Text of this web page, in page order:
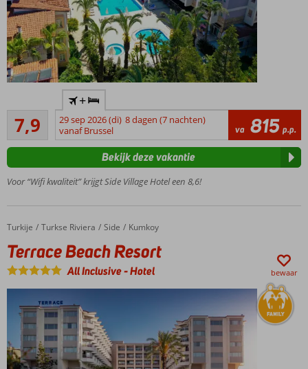
Shuttleservice
strand
Zwembad
met
Een
Center
Miniclub
kinderen
7,9
Goed
15
beoordelingen
+
29 sep 2026 (di) 8 dagen (7 nachten)
vanaf Brussel
va 815 p.p.
Voor “Wifi kwaliteit” krijgt Side Village Hotel een 8,6!
Bekijk deze vakantie
Home
Turkije Turkse Riviera Side Kumkoy
Terrace Beach Resort
Terrace Beach Resort
All Inclusive-Hotel bewaar